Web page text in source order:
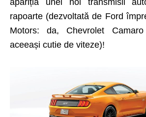
rapoarte (dezvoltată de Ford
Motors: da, Chevrolet
aceeași cutie de viteze)!